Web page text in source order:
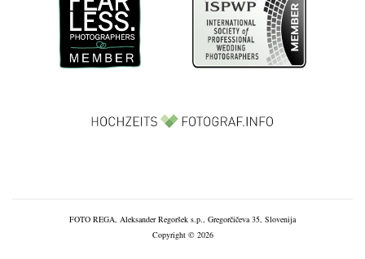
FOTO REGA, Aleksander Regoršek s.p., Gregorčičeva 35, Slovenija
Copyright © 2026